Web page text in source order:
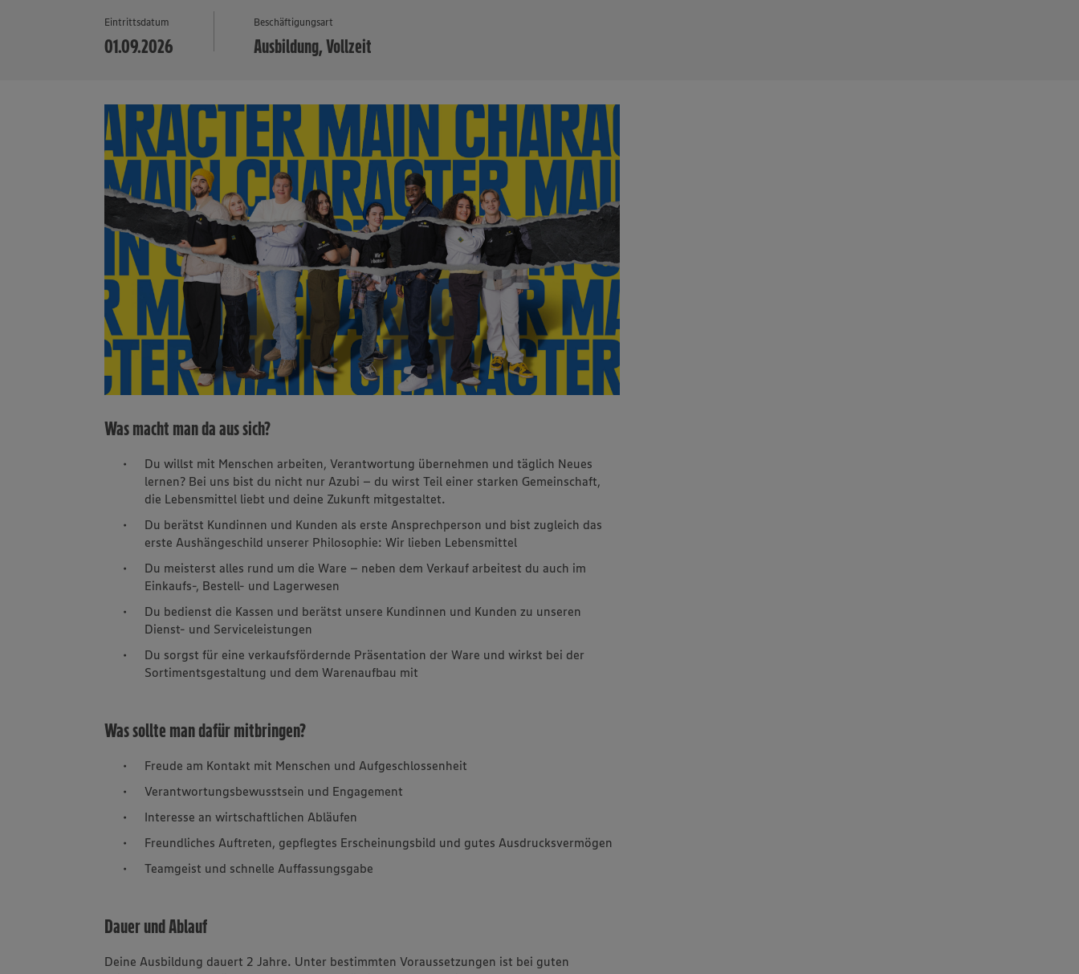
Eintrittsdatum
01.09.2026
Beschäftigungsart
Ausbildung, Vollzeit
Was macht man da aus sich?
Du willst mit Menschen arbeiten, Verantwortung übernehmen und täglich Neues
lernen? Bei uns bist du nicht nur Azubi – du wirst Teil einer starken Gemeinschaft,
die Lebensmittel liebt und deine Zukunft mitgestaltet.
Du berätst Kundinnen und Kunden als erste Ansprechperson und bist zugleich das
erste Aushängeschild unserer Philosophie: Wir lieben Lebensmittel
Du meisterst alles rund um die Ware – neben dem Verkauf arbeitest du auch im
Einkaufs-, Bestell- und Lagerwesen
Du bedienst die Kassen und berätst unsere Kundinnen und Kunden zu unseren
Dienst- und Serviceleistungen
Du sorgst für eine verkaufsfördernde Präsentation der Ware und wirkst bei der
Sortimentsgestaltung und dem Warenaufbau mit
Was sollte man dafür mitbringen?
Freude am Kontakt mit Menschen und Aufgeschlossenheit
Verantwortungsbewusstsein und Engagement
Interesse an wirtschaftlichen Abläufen
Freundliches Auftreten, gepflegtes Erscheinungsbild und gutes Ausdrucksvermögen
Teamgeist und schnelle Auffassungsgabe
Dauer und Ablauf
Deine Ausbildung dauert 2 Jahre. Unter bestimmten Voraussetzungen ist bei guten